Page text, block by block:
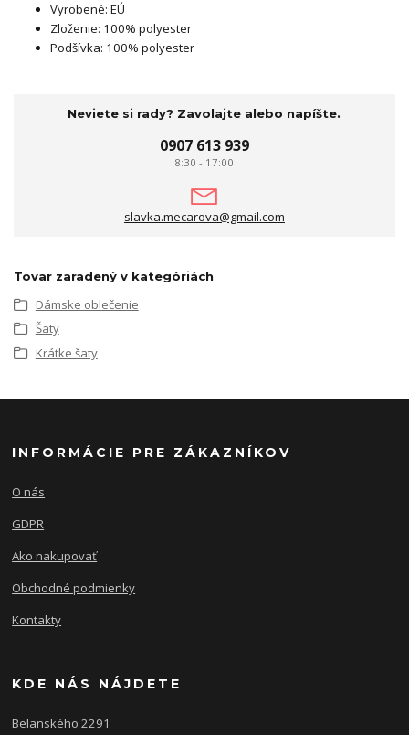
Vyrobené: EÚ
Zloženie: 100% polyester
Podšívka: 100% polyester
Neviete si rady? Zavolajte alebo napíšte.
0907 613 939
8:30 - 17:00
slavka.mecarova@gmail.com
Tovar zaradený v kategóriách
Dámske oblečenie
Šaty
Krátke šaty
INFORMÁCIE PRE ZÁKAZNÍKOV
O nás
GDPR
Ako nakupovať
Obchodné podmienky
Kontakty
KDE NÁS NÁJDETE
Belanského 2291